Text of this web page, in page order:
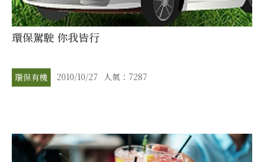
環保駕駛 你我皆行
環保有機 2010/10/27 人氣：7287